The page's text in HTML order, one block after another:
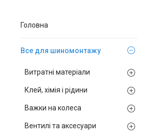
Головна
Все для шиномонтажу
Витратні матеріали
Клей, хімія і рідини
Важки на колеса
Вентилі та аксесуари